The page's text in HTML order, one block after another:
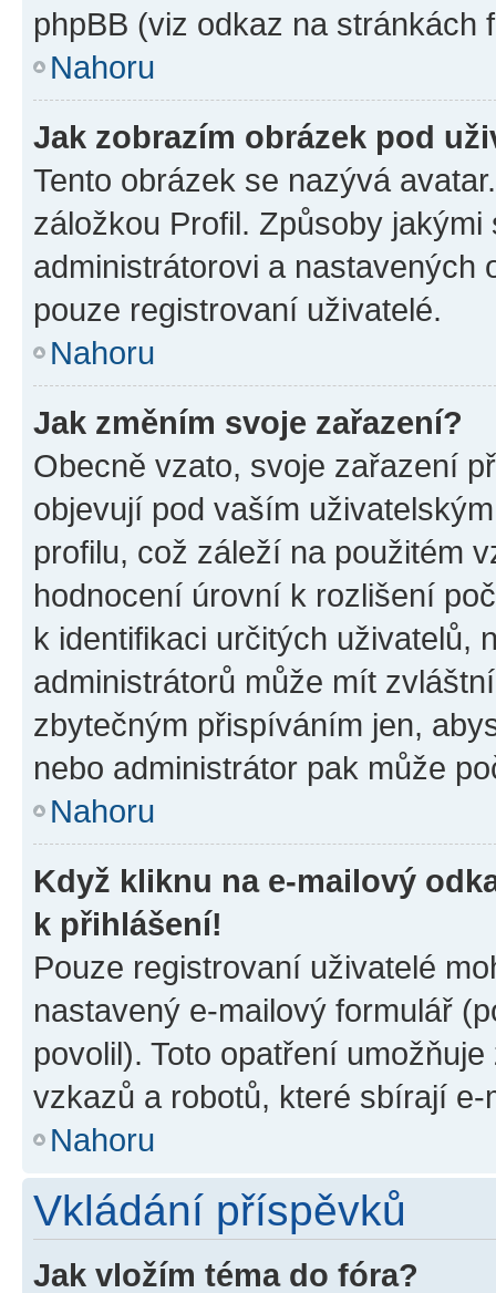
phpBB (viz odkaz na stránkách
Nahoru
Jak zobrazím obrázek pod
Tento obrázek se nazývá
záložkou Profil. Způsoby
administrátorovi a nastavených
pouze registrovaní uživatelé.
Nahoru
Jak změním svoje zařazení?
Obecně vzato, svoje zařazení
objevují pod vaším
profilu, což záleží na použitém
hodnocení úrovní k rozlišení
k identifikaci určitých uživatelů,
administrátorů může mít
zbytečným přispíváním jen,
nebo administrátor pak může
Nahoru
Když kliknu na e-mailový
k přihlášení!
Pouze registrovaní uživatelé
nastavený e-mailový formulář
povolil). Toto opatření
vzkazů a robotů, které sbírají e-
Nahoru
Vkládání příspěvků
Jak vložím téma do fóra?